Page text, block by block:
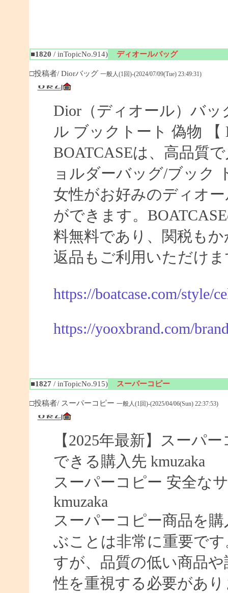
■1820 / inTopicNo.914) ディオールバッグ
□投稿者/ Diorバッグ 一般人(1回)-(2024/07/09(Tue) 23:49:31)
Dior（ディオール）バ
ル ブックトート 偽物 【
BOATCASEは、高品質
ョルダーバッグ/ブック
女性がお好みのディオ
ができます。
料無料であり、関税も
返品もご利用いただけ
https://boatcase.com/style/
https://yooxbrand.com/
■1827 / inTopicNo.915) スーパーコピー
□投稿者/ スーパーコピー 一般人(1回)-(2025/04/06(Sun) 22:37:53)
【2025年最新】スーパ
できる購入先 kmuzaka
スーパーコピー 安全な
kmuzaka
スーパーコピー商品を
ぶことは非常に重要で
すが、品質の低い商品
性を重視する必要があ